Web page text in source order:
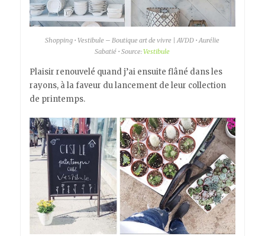
Shopping • Vestibule – Boutique art de vivre | AVDD • Aurélie
Sabatié • Source:Vestibule
Plaisir renouvelé quand j’ai ensuite flâné dans les
rayons, à la faveur du lancement de leur collection
de printemps.